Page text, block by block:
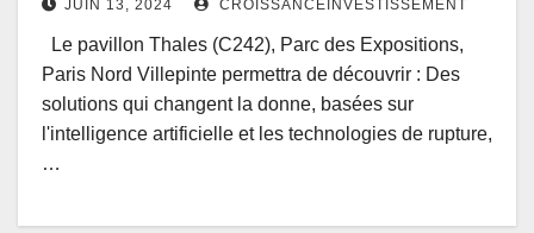
JUIN 13, 2024 CROISSANCEINVESTISSEMENT
Le pavillon Thales (C242), Parc des Expositions,
Paris Nord Villepinte permettra de découvrir : Des
solutions qui changent la donne, basées sur
l'intelligence artificielle et les technologies de rupture,
…